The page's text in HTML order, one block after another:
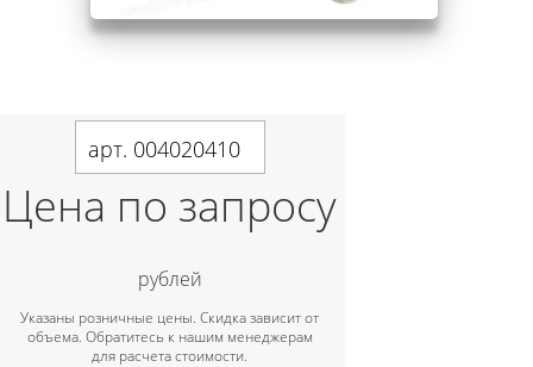
арт. 004020410
Цена по запросу
рублей
Указаны розничные цены. Скидка зависит от
объема. Обратитесь к нашим менеджерам
для расчета стоимости.